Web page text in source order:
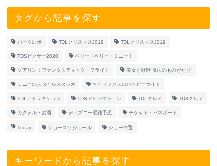
タグから記事を探す
パークレポ TDLクリスマス2019 TDLクリスマス2019
TDSピクサー2020 ベリー・ベリー・ミニー！
ソアリン：ファンタスティック・フライト 美女と野獣“魔法のものがたり”
ミニーのスタイルスタジオ ベイマックスのハッピーライド
TDLアトラクション TDSアトラクション TDLグルメ TDSグルメ
カクテル・お酒 ディズニー混雑予想 チケット・パスポート
Today ショースケジュール ショー抽選
キーワードから記事を探す